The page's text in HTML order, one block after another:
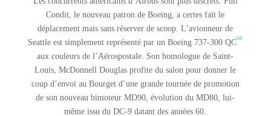
Condit, le nouveau patron de Boeing, a certes fait le
déplacement mais sans réserver de scoop. L’avionneur de
Seattle est simplement représenté par un Boeing 737-300 QC[4]
aux couleurs de l’Aérospostale. Son homologue de Saint-
Louis, McDonnell Douglas profite du salon pour donner le
coup d’envoi au Bourget d’une grande tournée de promotion
de son nouveau bimoteur MD90, évolution du MD80, lui-
même issu du DC-9 datant des années 60.